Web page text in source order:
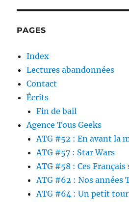
PAGES
Index
Lectures abandonnées
Contact
Écrits
Fin de bail
Agence Tous Geeks
ATG #52 : En avant la
ATG #57 : Star Wars
ATG #58 : Ces
ATG #62 : Nos années
ATG #64 : Un petit